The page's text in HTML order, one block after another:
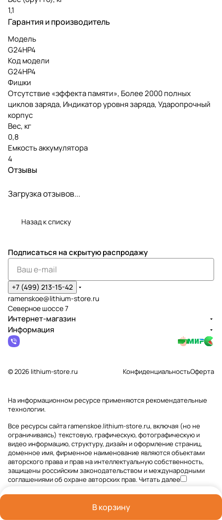
1,1
Гарантия и производитель
Модель
G24HP4
Код модели
G24HP4
Фишки
Отсутствие «эффекта памяти», Более 2000 полных
циклов заряда, Индикатор уровня заряда, Ударопрочный
корпус
Вес, кг
0,8
Емкость аккумулятора
4
Отзывы
Загрузка отзывов...
Назад к списку
В корзину
Подписаться на скрытую распродажу
+7 (499) 213-15-42
ramenskoe@lithium-store.ru
Северное шоссе 7
Интернет-магазин
Информация
© 2026 lithium-store.ru КонфиденциальностьОферта
На информационном ресурсе применяютсярекомендательные
технологии.
Все ресурсы сайта ramenskoe.lithium-store.ru, включая (но не
ограничиваясь) текстовую, графическую, фотографическую и
видео информацию, структуру, дизайн и оформление страниц,
доменное имя, фирменное наименование являются объектами
авторского права и прав на интеллектуальную собственность,
защищены российским законодательством и международными
соглашениями об охране авторских прав.Читать далее